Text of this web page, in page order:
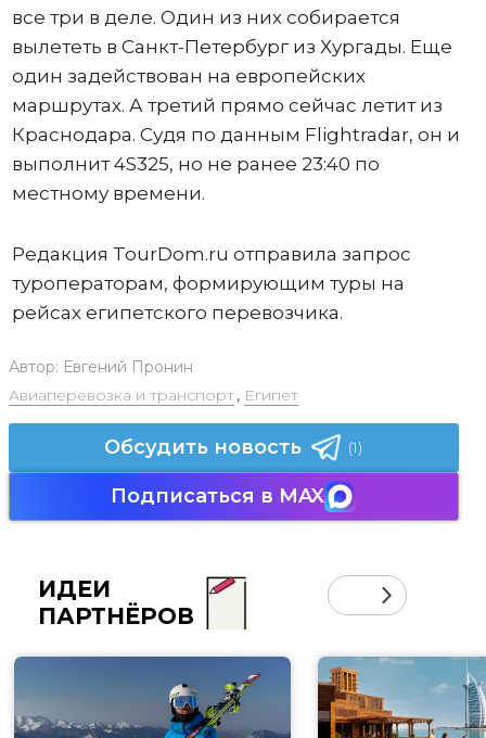
все три в деле. Один из них собирается
вылететь в Санкт-Петербург из Хургады. Еще
один задействован на европейских
маршрутах. А третий прямо сейчас летит из
Краснодара. Судя по данным Flightradar, он и
выполнит 4S325, но не ранее 23:40 по
местному времени.
Редакция TourDom.ru отправила запрос
туроператорам, формирующим туры на
рейсах египетского перевозчика.
Автор: Евгений Пронин
Авиаперевозка и транспорт, Египет
Обсудить новость (1)
Подписаться в MAX
ИДЕИ
ПАРТНЁРОВ